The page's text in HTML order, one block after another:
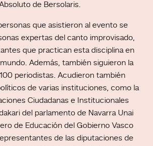
de Bersolaris.
que asistieron al evento se
expertas del canto improvisado,
que practican esta disciplina en
Además, también siguieron la
periodistas. Acudieron también
de varias instituciones, como la
Ciudadanas e Institucionales
del parlamento de Navarra Unai
de Educación del Gobierno Vasco
de las diputaciones de